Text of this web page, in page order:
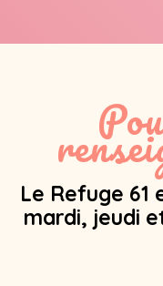
Le Refuge 61
mardi, jeudi